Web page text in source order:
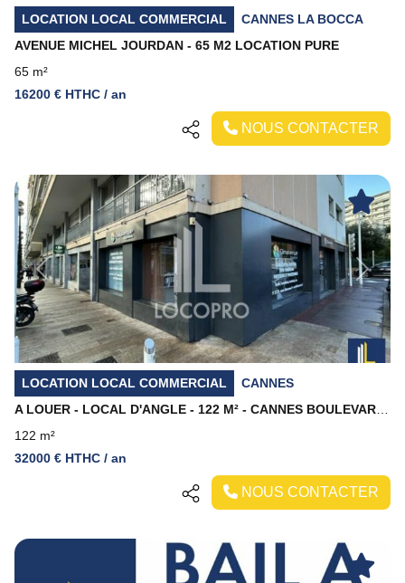
LOCATION LOCAL COMMERCIAL
CANNES LA BOCCA
AVENUE MICHEL JOURDAN - 65 M2 LOCATION PURE
65 m²
16200 € HTHC / an
NOUS CONTACTER
Previous Next
LOCATION LOCAL COMMERCIAL
CANNES
122 m²
32000 € HTHC / an
NOUS CONTACTER